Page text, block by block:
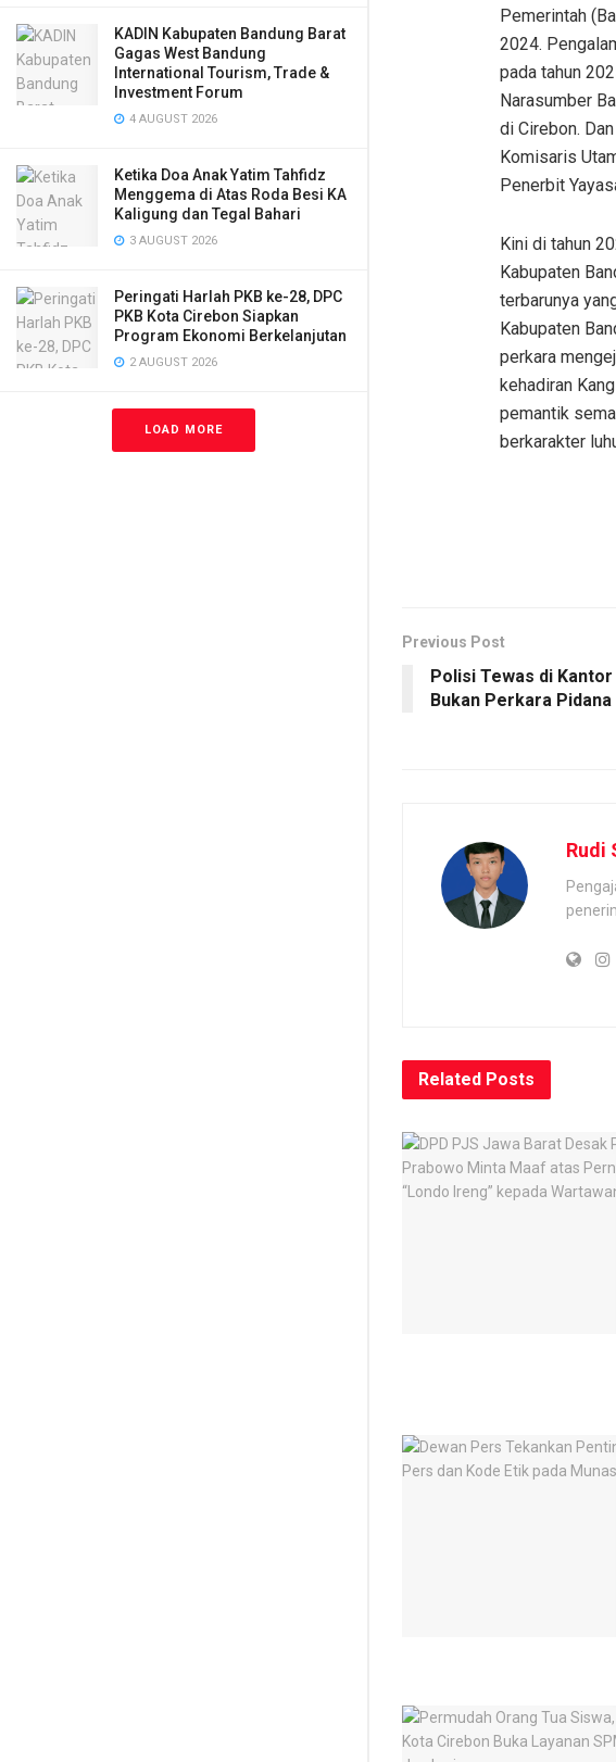
KADIN Kabupaten Bandung Barat
Gagas West Bandung
International Tourism, Trade &
Investment Forum
4 AUGUST 2026
Ketika Doa Anak Yatim Tahfidz
Menggema di Atas Roda Besi KA
Kaligung dan Tegal Bahari
3 AUGUST 2026
Peringati Harlah PKB ke-28, DPC
PKB Kota Cirebon Siapkan
Program Ekonomi Berkelanjutan
2 AUGUST 2026
LOAD MORE
Pemerintah
2024.
pada tahun
Narasumber
di Cirebon.
Komisaris
Penerbit
Kini di tahun
Kabupaten
terbarunya
Kabupaten
perkara
kehadiran
pemantik
berkarakter
Previous Post
Polisi Tewas di
Bukan Perkara Pidana
Rudi
Related Posts